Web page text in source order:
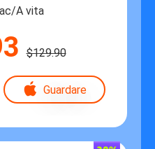
A vita
$129.90
Guardare